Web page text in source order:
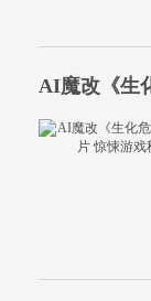
AI魔改《生